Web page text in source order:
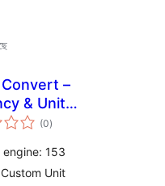
–
& Unit
(0টা
মুঠ)
153
Unit